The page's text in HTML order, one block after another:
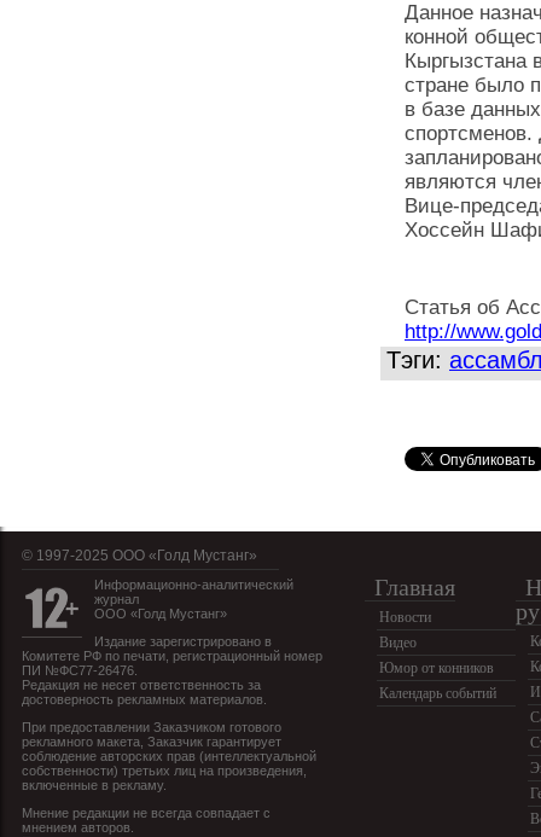
Данное
конной
Кыргызстана
стране было
в базе
спортсменов.
являются
Вице-
Хоссейн
Статья об
http://
Тэги:
© 1997-2025 OOO «Голд Мустанг»
Информационно-аналитический
журнал
ООО «Голд Мустанг»
Издание зарегистрировано в
Комитете РФ по печати, регистрационный номер
ПИ №ФС77-26476.
Редакция не несет ответственность за
достоверность рекламных материалов.
При предоставлении Заказчиком готового
рекламного макета, Заказчик гарантирует
соблюдение авторских прав (интеллектуальной
собственности) третьих лиц на произведения,
включенные в рекламу.
Мнение редакции не всегда совпадает с
мнением авторов.
Главная
Новости
Видео
Юмор от конников
Календарь событий